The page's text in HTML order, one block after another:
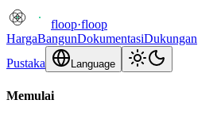
floop·floop
HargaBangunDokumentasiDukungan
Pustaka
Language
Memulai